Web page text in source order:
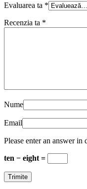
Evaluarea ta *
Recenzia ta *
Nume
Email
Please enter an answer in
ten − eight =